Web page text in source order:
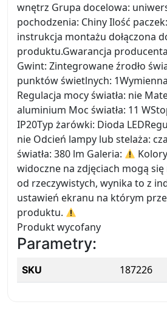
wnętrz Grupa docelowa:
pochodzenia: Chiny Ilość
instrukcja montażu dołączona
produktu.Gwarancja
Gwint: Zintegrowane źrodło
punktów świetlnych:
Regulacja mocy światła: nie
aluminium Moc światła: 11
IP20Typ żarówki: Dioda
nie Odcień lampy lub stelaża:
światła: 380 lm Galeria:
widoczne na zdjęciach mogą
od rzeczywistych, wynika to z
ustawień ekranu na którym
produktu.
Produkt wycofany
Parametry:
SKU 187226